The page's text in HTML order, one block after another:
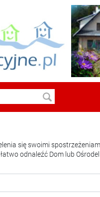
się swoimi
odnaleźć Dom lub